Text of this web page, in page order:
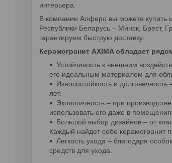
интерьера.
В компании Алферо вы можете купить
Республики Беларусь – Минск, Брест,
гарантируем быструю доставку.
Керамогранит AXIMA обладает
Устойчивость к внешним
его идеальным материалом для
Износостойкость и
лет.
Экологичность – при
использовать его даже в
Большой выбор дизайнов – от
Каждый найдет себе керамогранит
Легкость ухода – благодаря
средств для ухода.